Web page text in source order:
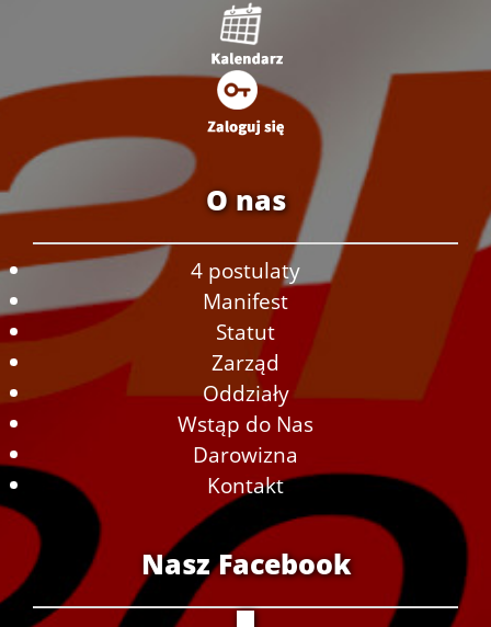
O nas
4 postulaty
Manifest
Statut
Zarząd
Oddziały
Wstąp do Nas
Darowizna
Kontakt
Nasz Facebook